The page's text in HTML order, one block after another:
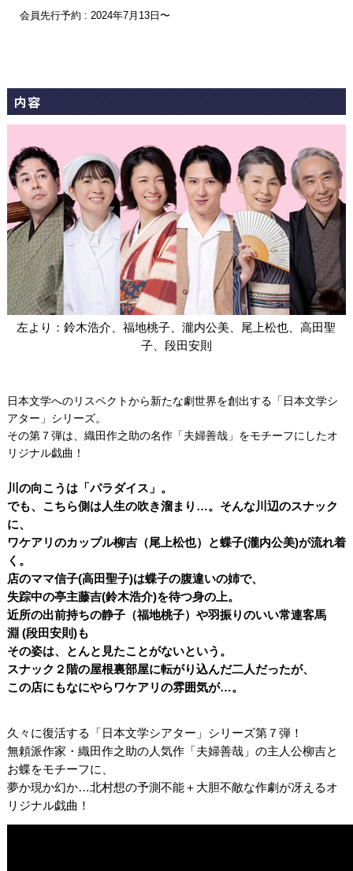
会員先行予約 : 2024年7月13日〜
内容
左より：鈴木浩介、福地桃子、瀧内公美、尾上松也、高田聖
子、段田安則
日本文学へのリスペクトから新たな劇世界を創出する「日本文学シ
アター」シリーズ。
その第７弾は、織田作之助の名作「夫婦善哉」をモチーフにしたオ
リジナル戯曲！
川の向こうは「パラダイス」。
でも、こちら側は人生の吹き溜まり…。そんな川辺のスナック
に、
ワケアリのカップル柳吉（尾上松也）と蝶子(瀧内公美)が流れ着
く。
店のママ信子(高田聖子)は蝶子の腹違いの姉で、
失踪中の亭主藤吉(鈴木浩介)を待つ身の上。
近所の出前持ちの静子（福地桃子）や羽振りのいい常連客馬
淵 (段田安則)も
その姿は、とんと見たことがないという。
スナック２階の屋根裏部屋に転がり込んだ二人だったが、
この店にもなにやらワケアリの雰囲気が…。
久々に復活する「日本文学シアター」シリーズ第７弾！
無頼派作家・織田作之助の人気作「夫婦善哉」の主人公柳吉と
お蝶をモチーフに、
夢か現か幻か…北村想の予測不能＋大胆不敵な作劇が冴えるオ
リジナル戯曲！